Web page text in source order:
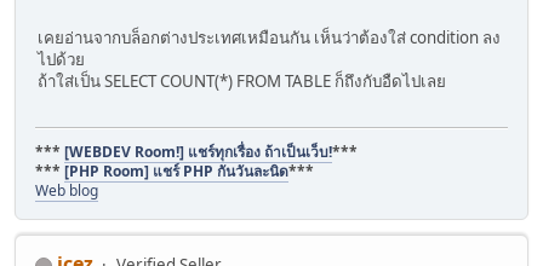
เคยอ่านจากบล็อกต่างประเทศเหมือนกัน เห็นว่าต้องใส่ condition ลง
ไปด้วย
ถ้าใส่เป็น SELECT COUNT(*) FROM TABLE ก็ถึงกับอืดไปเลย
*** [WEBDEV Room!] แชร์ทุกเรื่อง ถ้าเป็นเว็บ!***
*** [PHP Room] แชร์ PHP กันวันละนิด***
Web blog